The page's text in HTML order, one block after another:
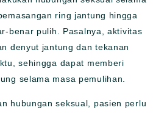
ring jantung hingga
benar pulih. Pasalnya, aktivitas
denyut jantung dan tekanan
sehingga dapat memberi
selama masa pemulihan.
hubungan seksual, pasien perlu